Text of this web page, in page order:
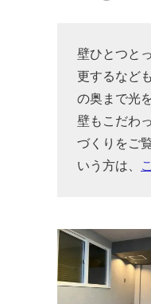
壁ひとつと
更するなど
の奥まで光
壁もこだわ
づくりをご
いう方は、